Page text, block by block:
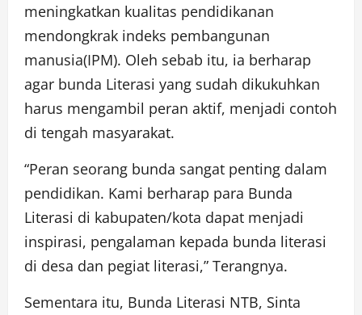
meningkatkan kualitas pendidikanan
mendongkrak indeks pembangunan
manusia(IPM). Oleh sebab itu, ia berharap
agar bunda Literasi yang sudah dikukuhkan
harus mengambil peran aktif, menjadi contoh
di tengah masyarakat.
“Peran seorang bunda sangat penting dalam
pendidikan. Kami berharap para Bunda
Literasi di kabupaten/kota dapat menjadi
inspirasi, pengalaman kepada bunda literasi
di desa dan pegiat literasi,” Terangnya.
Sementara itu, Bunda Literasi NTB, Sinta